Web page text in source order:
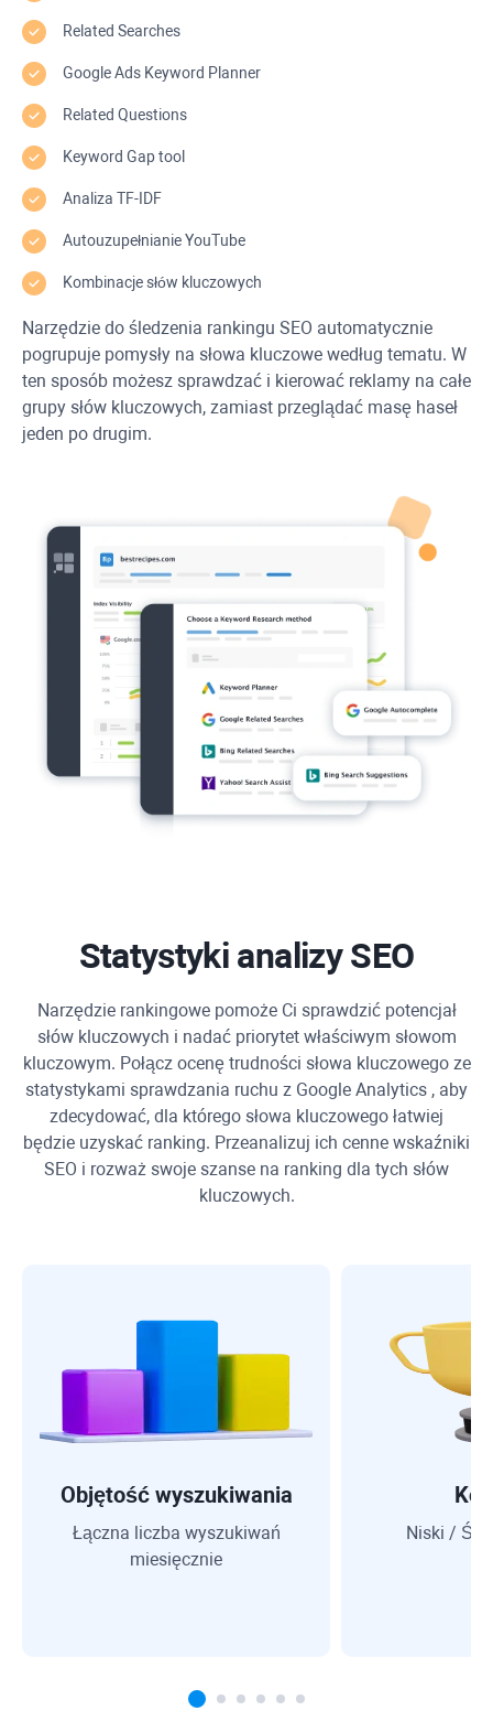
Related Searches
Google Ads Keyword Planner
Related Questions
Keyword Gaptool
Analiza TF-IDF
AutouzupełnianieYouTube
Kombinacje słów kluczowych
Narzędzie do śledzenia rankingu SEO automatycznie
pogrupuje pomysły na słowa kluczowe według tematu. W
ten sposób możesz sprawdzać i kierować reklamy na całe
grupy słów kluczowych, zamiast przeglądać masę haseł
jeden po drugim.
Statystyki analizy SEO
Narzędzie rankingowe pomoże Ci sprawdzić potencjał
słów kluczowych i nadać priorytet właściwym słowom
kluczowym. Połącz ocenę trudności słowa kluczowego ze
statystykami sprawdzania ruchu z Google Analytics , aby
zdecydować, dla którego słowa kluczowego łatwiej
będzie uzyskać ranking. Przeanalizuj ich cenne wskaźniki
SEO i rozważ swoje szanse na ranking dla tych słów
kluczowych.
Objętość wyszukiwania
Łączna liczba wyszukiwań
miesięcznie
Niski /